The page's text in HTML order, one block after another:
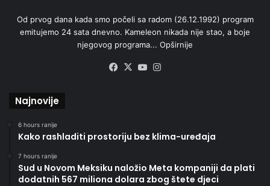
Od prvog dana kada smo počeli sa radom (26.12.1992) program
emitujemo 24 sata dnevno. Kameleon nikada nije stao, a boje
njegovog programa... Opširnije
Facebook
X YouTube
Najnovije
6 hours ranije
Kako rashladiti prostoriju bez klima-uređaja
7 hours ranije
Sud u Novom Meksiku naložio Meta kompaniji da plati
dodatnih 567 miliona dolara zbog štete djeci